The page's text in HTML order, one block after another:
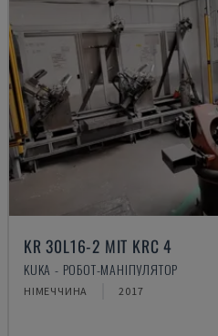
KR 30L16-2 MIT KRC 4
KUKA - РОБОТ-МАНІПУЛЯТОР
НІМЕЧЧИНА 2017